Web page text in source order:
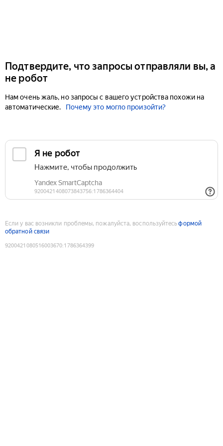
Подтвердите, что запросы отправляли вы, а
не робот
Нам очень жаль, но запросы с вашего устройства похожи на
автоматические.
Почему это могло произойти?
Если у вас возникли проблемы, пожалуйста, воспользуйтесьформой
обратной связи
9200421080516003670:1786364399